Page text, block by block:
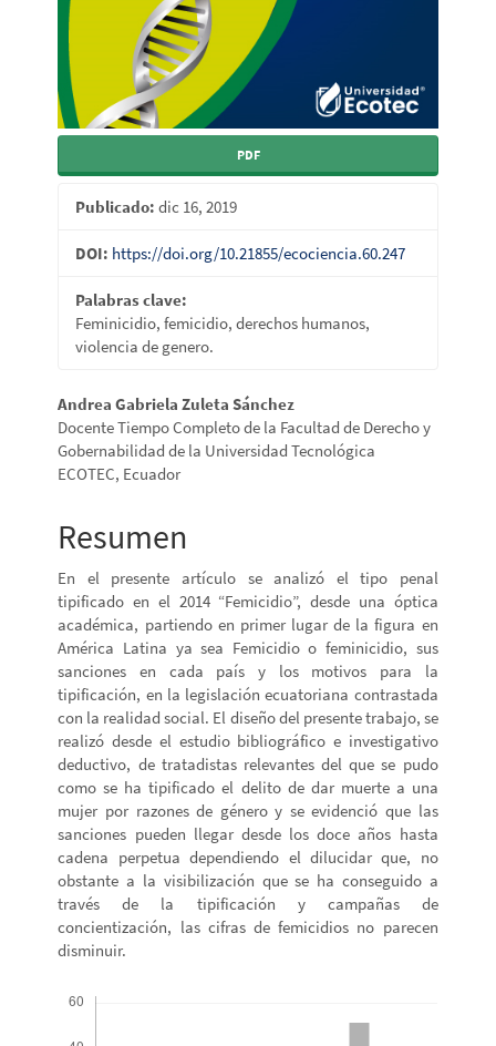
PDF
Publicado: dic 16, 2019
DOI: https://doi.org/10.21855/ecociencia.60.247
Palabras clave:
Feminicidio, femicidio, derechos humanos,
violencia de genero.
Contenido
principal
del
artículo
Andrea Gabriela Zuleta Sánchez
Docente Tiempo Completo de la Facultad de Derecho y
Gobernabilidad de la Universidad Tecnológica
ECOTEC, Ecuador
Resumen
En el presente artículo se analizó el tipo penal
tipificado en el 2014 “Femicidio”, desde una óptica
académica, partiendo en primer lugar de la figura en
América Latina ya sea Femicidio o feminicidio, sus
sanciones en cada país y los motivos para la
tipificación, en la legislación ecuatoriana contrastada
con la realidad social. El diseño del presente trabajo, se
realizó desde el estudio bibliográfico e investigativo
deductivo, de tratadistas relevantes del que se pudo
como se ha tipificado el delito de dar muerte a una
mujer por razones de género y se evidenció que las
sanciones pueden llegar desde los doce años hasta
cadena perpetua dependiendo el dilucidar que, no
obstante a la visibilización que se ha conseguido a
través de la tipificación y campañas de
concientización, las cifras de femicidios no parecen
disminuir.